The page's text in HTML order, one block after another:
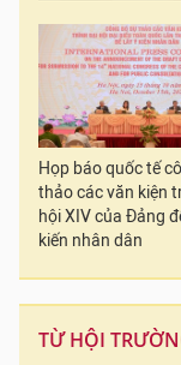
Họp báo quốc tế
thảo các văn kiện
hội XIV của Đảng
kiến nhân dân
TỪ HỘI